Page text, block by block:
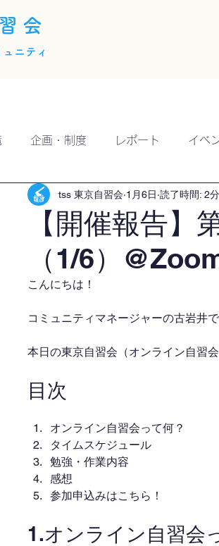
会
ニティ
企画・制度 レポート イベ
【開催報告】
（1/6）
tss 東京自習会 1月6日 読了時間: 2分
こんにちは！
コミュニティマネージャーの古岩井
本日の東京自習会（オンライン自習
目次
オンライン自習会って何？
タイムスケジュール
勉強・作業内容
感想
参加申込みはこちら！
1.オンライン自習会